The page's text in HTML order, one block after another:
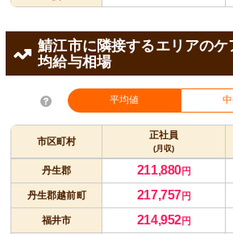
鯖江市に隣接するエリアの
均給与相場
平均値
市区町村
正社員
(月収)
丹生郡 211,880円
丹生郡越前町 217,757円
福井市 214,952円